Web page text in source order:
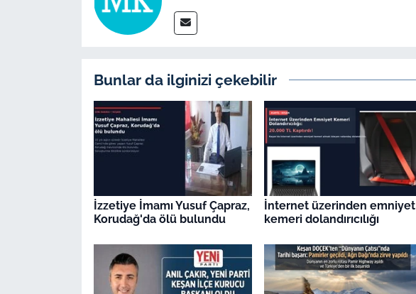
Bunlar da ilginizi çekebilir
İzzetiye İmamı Yusuf Çapraz,
Korudağ'da ölü bulundu
İnternet üzerinden emniyet
kemeri dolandırıcılığı